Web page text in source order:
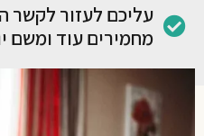
עליכם לעזור לקשר
מחמירים עוד ומשם